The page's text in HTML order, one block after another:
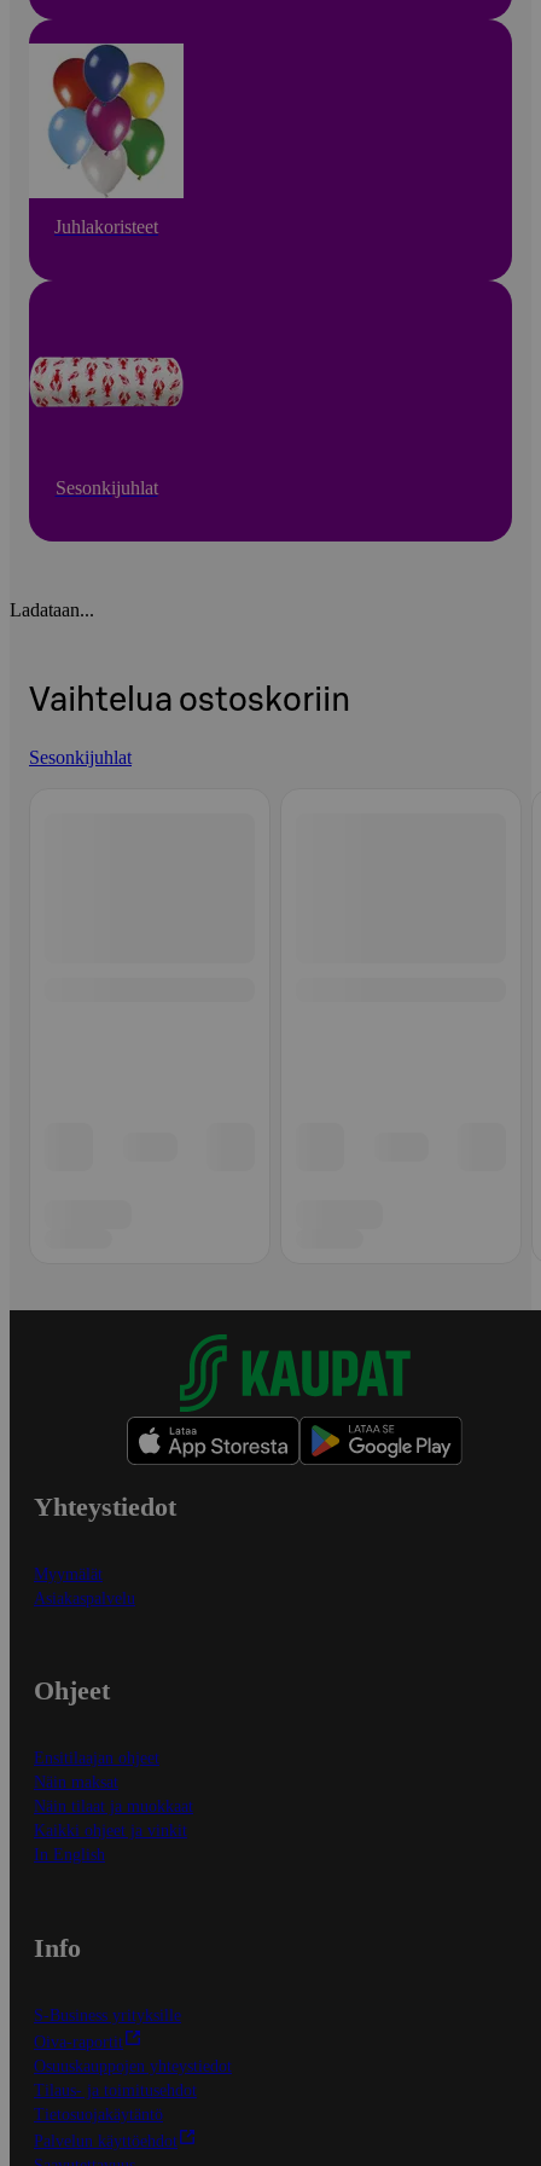
Juhlakoristeet
Sesonkijuhlat
Ladataan...
Vaihtelua ostoskoriin
Sesonkijuhlat
Yhteystiedot
Myymälät
Asiakaspalvelu
Ohjeet
Ensitilaajan ohjeet
Näin maksat
Näin tilaat ja muokkaat
Kaikki ohjeet ja vinkit
In English
Info
S-Business yrityksille
Oiva-raportit
Osuuskauppojen yhteystiedot
Tilaus- ja toimitusehdot
Tietosuojakäytäntö
Palvelun käyttöehdot